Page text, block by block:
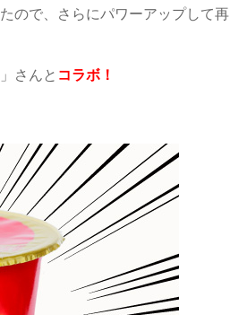
ので、さらにパワーアップして再
」さんと コラボ！